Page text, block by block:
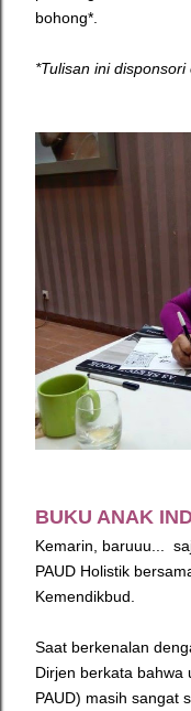
bohong*.
*Tulisan ini disponsori
BUKU ANAK
Kemarin, baruuu...
PAUD Holistik
Kemendikbud.
Saat berkenalan
Dirjen berkata bahwa
PAUD) masih sangat